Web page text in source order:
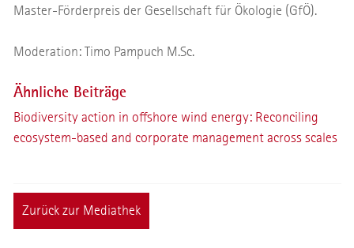
Master-Förderpreis der Gesellschaft für Ökologie (GfÖ).
Moderation: Timo Pampuch M.Sc.
Ähnliche Beiträge
Biodiversity action in offshore wind energy: Reconciling
ecosystem-based and corporate management across scales
Zurück zur Mediathek